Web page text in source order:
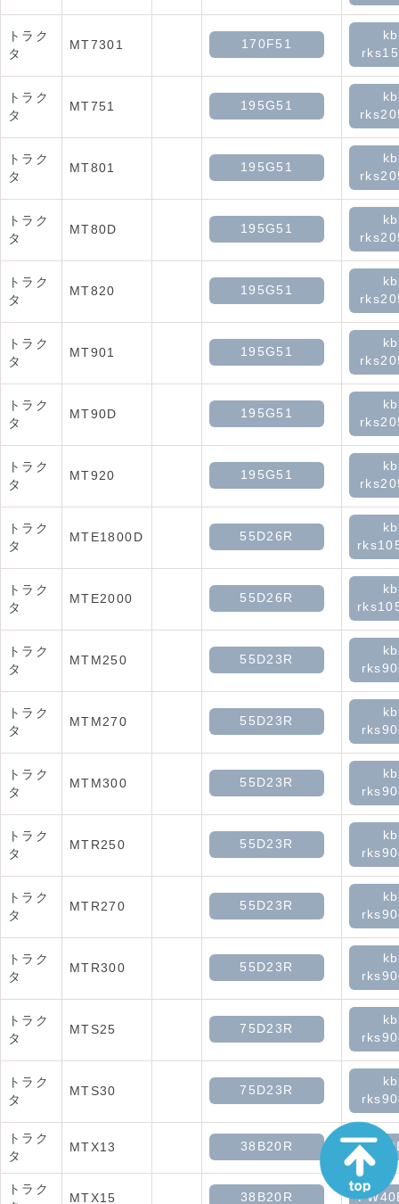
トラク
タ
MT7301 170F51
トラク
タ
MT751 195G51
トラク
タ
MT801 195G51
トラク
タ
MT80D 195G51
トラク
タ
MT820 195G51
トラク
タ
MT901 195G51
トラク
タ
MT90D 195G51
トラク
タ
MT920 195G51
トラク
タ
MTE1800D 55D26R
トラク
タ
MTE2000 55D26R
トラク
タ
MTM250 55D23R
トラク
タ
MTM270 55D23R
トラク
タ
MTM300 55D23R
トラク
タ
MTR250 55D23R
トラク
タ
MTR270 55D23R
トラク
タ
MTR300 55D23R
トラク
タ
MTS25 75D23R
トラク
タ
MTS30 75D23R
トラク
タ
MTX13 38B20R
トラク
MTX15 38B20R